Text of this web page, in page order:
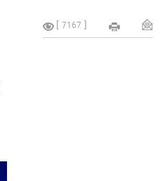
7167